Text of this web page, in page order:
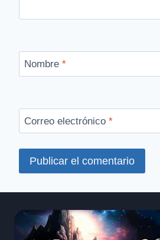
Nombre *
Correo electrónico *